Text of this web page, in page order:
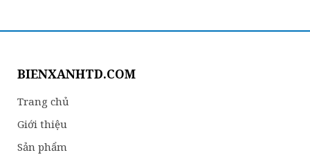
BIENXANHTD.COM
Trang chủ
Giới thiệu
Sản phẩm